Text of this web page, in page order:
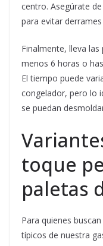
centro. Asegúrate
para evitar
Finalmente, lleva
menos 6 horas o
El tiempo puede
congelador, pero lo
se puedan
toque
paletas
Para quienes
típicos de nuestra